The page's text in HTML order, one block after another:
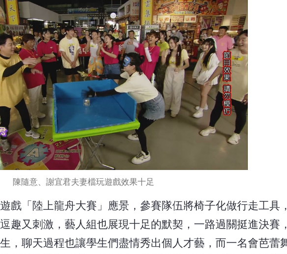
陳隨意、謝宜君夫妻檔玩遊戲效果十足
戲「陸上龍舟大賽」應景，參賽隊伍將椅子化做行走工具
趣又刺激，藝人組也展現十足的默契，一路過關挺進決賽
，聊天過程也讓學生們盡情秀出個人才藝，而一名會芭蕾